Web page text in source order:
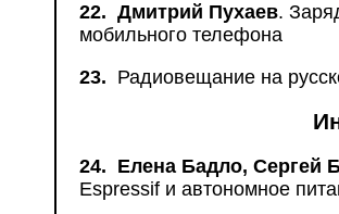
22. Дмитрий Пухаев.
мобильного телефона
23. Радиовещание на
24. Елена Бадло, Сергей
Espressif и автономное